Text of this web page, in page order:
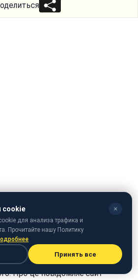
скульптуру улюбленого кота
Про це повідомляє сайт
cookie ✕
для анализа трафика и
Прочитайте нашу Политику
Принять все